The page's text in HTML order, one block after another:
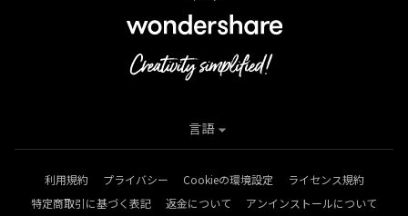
利用規約 プライバシー Cookieの環境設定
ライセンス規約
特定商取引に基づく表記
返金について
アンインストールについて
言語